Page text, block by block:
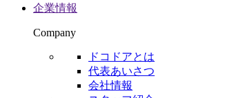
企業情報
Company
ドコドアとは
代表あいさつ
会社情報